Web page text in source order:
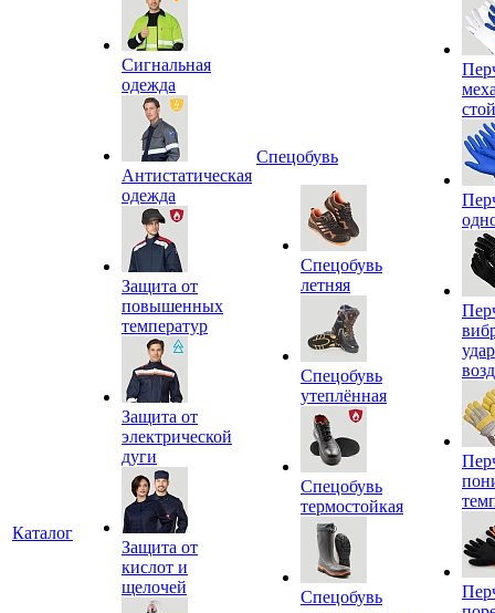
Каталог
Сигнальная
одежда
Антистатическая
одежда
Защита от
повышенных
температур
Защита от
электрической
дуги
Защита от
кислот и
щелочей
Спецобувь
Спецобувь
летняя
Спецобувь
утеплённая
Спецобувь
термостойкая
Спецобувь